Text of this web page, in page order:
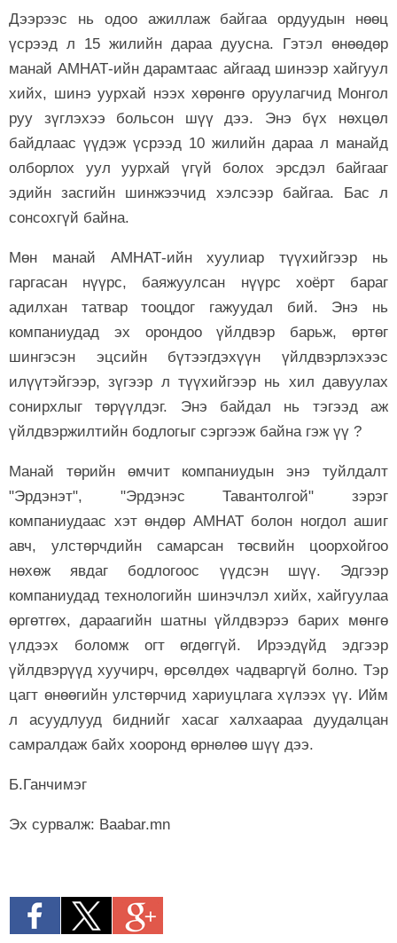
Дээрээс нь одоо ажиллаж байгаа ордуудын нөөц
үсрээд л 15 жилийн дараа дуусна. Гэтэл өнөөдөр
манай АМНАТ-ийн дарамтаас айгаад шинээр хайгуул
хийх, шинэ уурхай нээх хөрөнгө оруулагчид Монгол
руу зүглэхээ больсон шүү дээ. Энэ бүх нөхцөл
байдлаас үүдэж үсрээд 10 жилийн дараа л манайд
олборлох уул уурхай үгүй болох эрсдэл байгааг
эдийн засгийн шинжээчид хэлсээр байгаа. Бас л
сонсохгүй байна.
Мөн манай АМНАТ-ийн хуулиар түүхийгээр нь
гаргасан нүүрс, баяжуулсан нүүрс хоёрт бараг
адилхан татвар тооцдог гажуудал бий. Энэ нь
компаниудад эх орондоо үйлдвэр барьж, өртөг
шингэсэн эцсийн бүтээгдэхүүн үйлдвэрлэхээс
илүүтэйгээр, зүгээр л түүхийгээр нь хил давуулах
сонирхлыг төрүүлдэг. Энэ байдал нь тэгээд аж
үйлдвэржилтийн бодлогыг сэргээж байна гэж үү ?
Манай төрийн өмчит компаниудын энэ туйлдалт
"Эрдэнэт", "Эрдэнэс Тавантолгой" зэрэг
компаниудаас хэт өндөр АМНАТ болон ногдол ашиг
авч, улстөрчдийн самарсан төсвийн цоорхойгоо
нөхөж явдаг бодлогоос үүдсэн шүү. Эдгээр
компаниудад технологийн шинэчлэл хийх, хайгуулаа
өргөтгөх, дараагийн шатны үйлдвэрээ барих мөнгө
үлдээх боломж огт өгдөггүй. Ирээдүйд эдгээр
үйлдвэрүүд хуучирч, өрсөлдөх чадваргүй болно. Тэр
цагт өнөөгийн улстөрчид хариуцлага хүлээх үү. Ийм
л асуудлууд биднийг хасаг халхаараа дуудалцан
самралдаж байх хооронд өрнөлөө шүү дээ.
Б.Ганчимэг
Эх сурвалж: Baabar.mn